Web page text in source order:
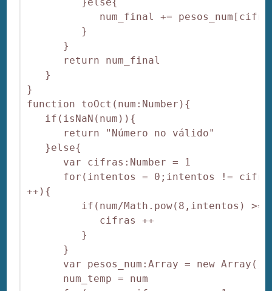
num_final +=
}
}
return num_final
}
}
function toOct(num:Number){
if(isNaN(num)){
return "Número no válido"
}else{
var cifras:Number = 1
for(intentos = 0;intentos !=
++){
if(num/Math.pow(8,intentos) >=
cifras ++
}
}
var pesos_num:Array = new Array()
num_temp = num